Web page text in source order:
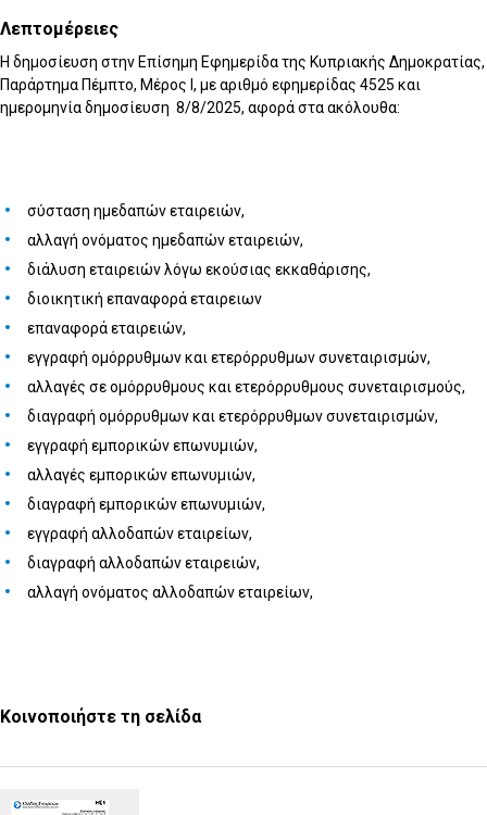
Λεπτομέρειες
Η δημοσίευση στην Επίσημη Εφημερίδα της Κυπριακής Δημοκρατίας,
Παράρτημα Πέμπτο, Μέρος I, με αριθμό εφημερίδας 4525 και
ημερομηνία δημοσίευση 8/8/2025, αφορά στα ακόλουθα:
σύσταση ημεδαπών εταιρειών,
αλλαγή ονόματος ημεδαπών εταιρειών,
διάλυση εταιρειών λόγω εκούσιας εκκαθάρισης,
διοικητική επαναφορά εταιρειων
επαναφορά εταιρειών,
εγγραφή ομόρρυθμων και ετερόρρυθμων συνεταιρισμών,
αλλαγές σε ομόρρυθμους και ετερόρρυθμους συνεταιρισμούς,
διαγραφή ομόρρυθμων και ετερόρρυθμων συνεταιρισμών,
εγγραφή εμπορικών επωνυμιών,
αλλαγές εμπορικών επωνυμιών,
διαγραφή εμπορικών επωνυμιών,
εγγραφή αλλοδαπών εταιρείων,
διαγραφή αλλοδαπών εταιρειών,
αλλαγή ονόματος αλλοδαπών εταιρείων,
Κοινοποιήστε τη σελίδα